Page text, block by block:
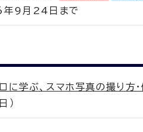
9月24日まで
に学ぶ、スマホ写真の撮り方・
）